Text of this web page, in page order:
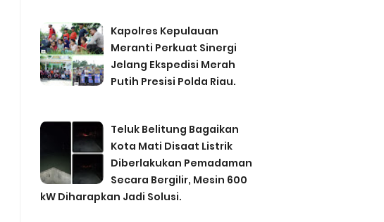
Kapolres Kepulauan
Meranti Perkuat Sinergi
Jelang Ekspedisi Merah
Putih Presisi Polda Riau.
Teluk Belitung Bagaikan
Kota Mati Disaat Listrik
Diberlakukan Pemadaman
Secara Bergilir, Mesin 600
kW Diharapkan Jadi Solusi.